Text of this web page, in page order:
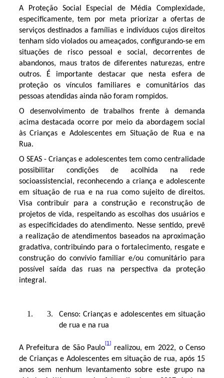
A Proteção Social Especial de Média Complexidade,
especificamente, tem por meta priorizar a ofertas de
serviços destinados a famílias e indivíduos cujos direitos
tenham sido violados ou ameaçados, configurando-se em
situações de risco pessoal e social, decorrentes de
abandonos, maus tratos de diferentes naturezas, entre
outros. É importante destacar que nesta esfera de
proteção os vínculos familiares e comunitários das
pessoas atendidas ainda não foram rompidos.
O desenvolvimento de trabalhos frente à demanda
acima destacada ocorre por meio da abordagem social
às Crianças e Adolescentes em Situação de Rua e na
Rua.
O SEAS - Crianças e adolescentes tem como centralidade
possibilitar condições de acolhida na rede
socioassistencial, reconhecendo a criança e adolescente
em situação de rua e na rua como sujeito de direitos.
Visa contribuir para a construção e reconstrução de
projetos de vida, respeitando as escolhas dos usuários e
as especificidades do atendimento. Nesse sentido, prevê
a realização de atendimentos baseados na aproximação
gradativa, contribuindo para o fortalecimento, resgate e
construção do convívio familiar e/ou comunitário para
possível saída das ruas na perspectiva da proteção
integral.
Censo: Crianças e adolescentes em situação
de rua e na rua
A Prefeitura de São Paulo
[1]
realizou, em 2022, o Censo
de Crianças e Adolescentes em situação de rua, após 15
anos sem nenhum levantamento sobre este grupo na